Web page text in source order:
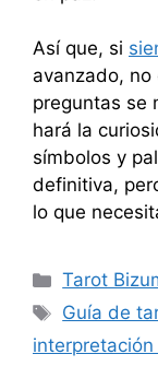
Así que, si
avanzado,
preguntas se
hará la
símbolos y
definitiva,
lo que
Categorías
Tarot
Etiquetas
Guía de